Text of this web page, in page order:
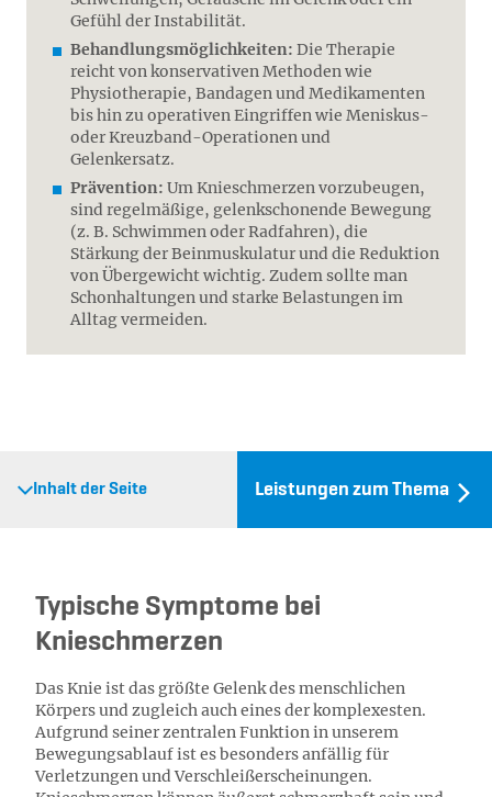
Gefühl der Instabilität.
Behandlungsmöglichkeiten: Die Therapie
reicht von konservativen Methoden wie
Physiotherapie, Bandagen und Medikamenten
bis hin zu operativen Eingriffen wie Meniskus-
oder Kreuzband-Operationen und
Gelenkersatz.
Prävention: Um Knieschmerzen vorzubeugen,
sind regelmäßige, gelenkschonende Bewegung
(z. B. Schwimmen oder Radfahren), die
Stärkung der Beinmuskulatur und die Reduktion
von Übergewicht wichtig. Zudem sollte man
Schonhaltungen und starke Belastungen im
Alltag vermeiden.
Inhalt der Seite Leistungen zum Thema
Typische Symptome bei
Knieschmerzen
Das Knie ist das größte Gelenk des menschlichen
Körpers und zugleich auch eines der komplexesten.
Aufgrund seiner zentralen Funktion in unserem
Bewegungsablauf ist es besonders anfällig für
Verletzungen und Verschleißerscheinungen.